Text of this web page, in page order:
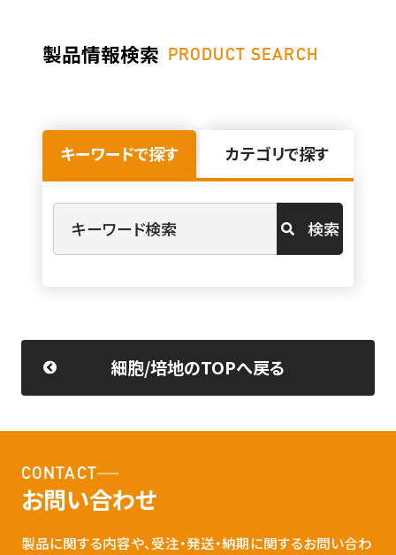
製品情報検索 PRODUCT SEARCH
キーワードで探す カテゴリで探す
検索
細胞/培地のTOPへ戻る
CONTACT
お問い合わせ
製品に関する内容や、受注・発送・納期に関するお問い合わ